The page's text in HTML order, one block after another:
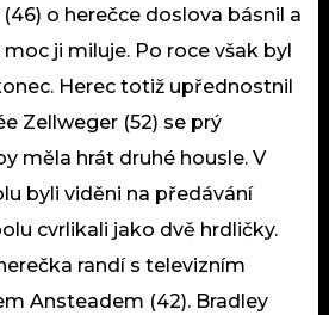
o herečce doslova básnil a
ji miluje. Po roce však byl
Herec totiž upřednostnil
Zellweger (52) se prý
měla hrát druhé housle. V
byli viděni na předávání
cvrlikali jako dvě hrdličky.
randí s televizním
Ansteadem (42). Bradley